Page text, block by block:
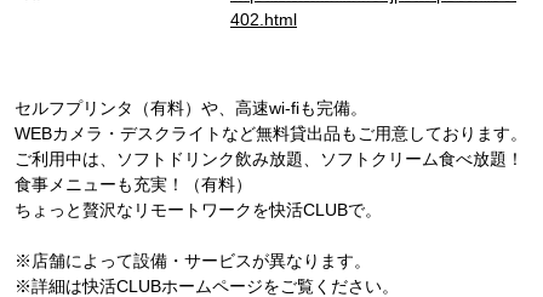
402.html
セルフプリンタ（有料）や、高速wi-fiも完備。
WEBカメラ・デスクライトなど無料貸出品もご用意しております。
ご利用中は、ソフトドリンク飲み放題、ソフトクリーム食べ放題！
食事メニューも充実！（有料）
ちょっと贅沢なリモートワークを快活CLUBで。
※店舗によって設備・サービスが異なります。
※詳細は快活CLUBホームページをご覧ください。